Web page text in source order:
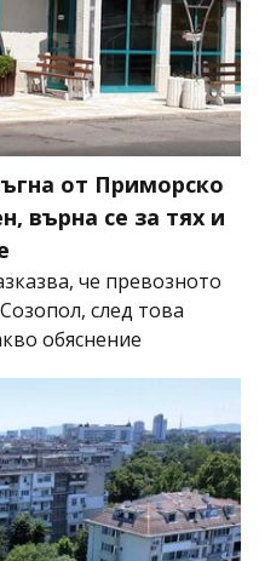
от Приморско
върна се за тях и
че превозното
след това
обяснение